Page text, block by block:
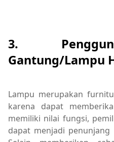
3.
Gantung/Lampu
Lampu merupakan
karena dapat
memiliki nilai fungsi,
dapat menjadi